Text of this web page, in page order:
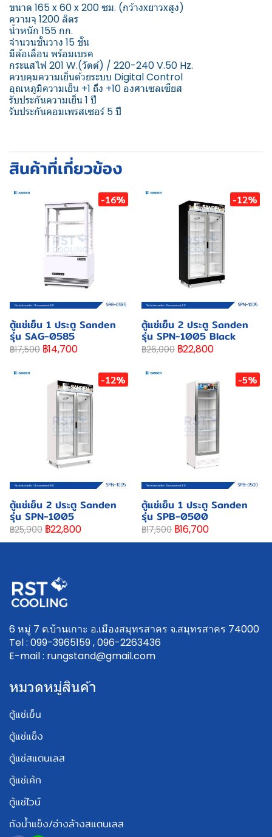
ขนาด 165 x 60 x 200 ซม. (กว้างxยาวxสูง)
ความจุ 1200 ลิตร
น้ำหนัก 155 กก.
จำนวนชั้นวาง 15 ชั้น
มีล้อเลื่อน พร้อมเบรค
กระแสไฟ 201 W.(วัตต์) / 220-240 V.50 Hz.
ควบคุมความเย็นด้วยระบบ Digital Control
อุณหภูมิความเย็น +1 ถึง +10 องศาเซลเซียส
รับประกันความเย็น 1 ปี
รับประกันคอมเพรสเซอร์ 5 ปี
สินค้าที่เกี่ยวข้อง
-16%
ตู้แช่เย็น 1 ประตู Sanden
รุ่น SAG-0585
฿17,500 ฿14,700
-12%
ตู้แช่เย็น 2 ประตู Sanden
รุ่น SPN-1005 Black
฿26,000 ฿22,800
-12%
ตู้แช่เย็น 2 ประตู Sanden
รุ่น SPN-1005
฿25,900 ฿22,800
-5%
ตู้แช่เย็น 1 ประตู Sanden
รุ่น SPB-0500
฿17,500 ฿16,700
6 หมู่ 7 ต.บ้านเกาะ อ.เมืองสมุทรสาคร จ.สมุทรสาคร 74000
Tel : 099-3965159 , 096-2263436
E-mail : rungstand@gmail.com
หมวดหมู่สินค้า
ตู้แช่เย็น
ตู้แช่แข็ง
ตู้แช่สแตนเลส
ตู้แช่เค้ก
ตู้แช่ไวน์
ถังน้ำแข็ง/อ่างล้างสแตนเลส